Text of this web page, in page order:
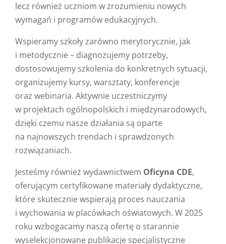
lecz również uczniom w zrozumieniu nowych
wymagań i programów edukacyjnych.
Wspieramy szkoły zarówno merytorycznie, jak
i metodycznie – diagnozujemy potrzeby,
dostosowujemy szkolenia do konkretnych sytuacji,
organizujemy kursy, warsztaty, konferencje
oraz webinaria. Aktywnie uczestniczymy
w projektach ogólnopolskich i międzynarodowych,
dzięki czemu nasze działania są oparte
na najnowszych trendach i sprawdzonych
rozwiązaniach.
Jesteśmy również wydawnictwem Oficyna CDE,
oferującym certyfikowane materiały dydaktyczne,
które skutecznie wspierają proces nauczania
i wychowania w placówkach oświatowych. W 2025
roku wzbogacamy naszą ofertę o starannie
wyselekcjonowane publikacje specjalistyczne